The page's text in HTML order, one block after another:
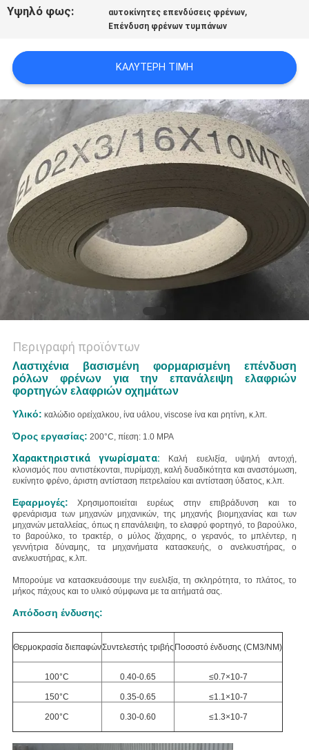
POLICY
Υψηλό φως: αυτοκίνητες επενδύσεις φρένων,
Επένδυση φρένων τυμπάνων
ΚΑΛΎΤΕΡΗ ΤΙΜΉ
Περιγραφή προϊόντων
Λαστιχένια βασισμένη φορμαρισμένη επένδυση
ρόλων φρένων για την επανάλειψη ελαφριών
φορτηγών ελαφριών οχημάτων
Υλικό: καλώδιο ορείχαλκου, ίνα υάλου, viscose ίνα και ρητίνη, κ.λπ.
Όρος εργασίας: 200°C, πίεση: 1.0 MPA
Χαρακτηριστικά γνωρίσματα:
Καλή ευελιξία, υψηλή αντοχή,
κλονισμός που αντιστέκονται, πυρίμαχη, καλή δυαδικότητα και αναστόμωση,
ευκίνητο φρένο, άριστη αντίσταση πετρελαίου και αντίσταση ύδατος, κ.λπ.
Εφαρμογές: Χρησιμοποιείται ευρέως στην επιβράδυνση και το
φρενάρισμα των μηχανών μηχανικών, της μηχανής βιομηχανίας και των
μηχανών μεταλλείας, όπως η επανάλειψη, το ελαφρύ φορτηγό, το βαρούλκο,
το βαρούλκο, το τρακτέρ, ο μύλος ζάχαρης, ο γερανός, το μπλέντερ, η
γεννήτρια δύναμης, τα μηχανήματα κατασκευής, ο ανελκυστήρας, ο
ανελκυστήρας, κ.λπ.
Μπορούμε να κατασκευάσουμε την ευελιξία, τη σκληρότητα, το πλάτος, το
μήκος πάχους και το υλικό σύμφωνα με τα αιτήματά σας.
Απόδοση ένδυσης:
Θερμοκρασία διεπαφώνΣυντελεστής τριβής Ποσοστό ένδυσης (CM3/NM)
100°C 0.40-0.65 ≤0.7×10-7
150°C 0.35-0.65 ≤1.1×10-7
200°C 0.30-0.60 ≤1.3×10-7